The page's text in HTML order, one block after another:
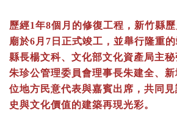
歷經1年8個月的修復工程，新竹縣
廟於6月7日正式竣工，並舉行隆重
縣長楊文科、文化部文化資產局主
朱珍公管理委員會理事長朱建全、
位地方民意代表與嘉賓出席，共同
史與文化價值的建築再現光彩。